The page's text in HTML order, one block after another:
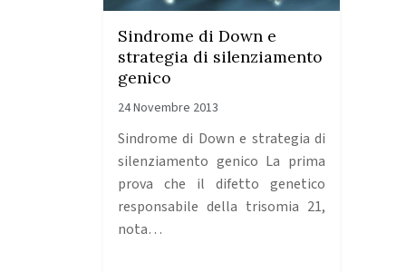
Sindrome di Down e
strategia di silenziamento
genico
24 Novembre 2013
Sindrome di Down e strategia di
silenziamento genico La prima
prova che il difetto genetico
responsabile della trisomia 21,
nota…